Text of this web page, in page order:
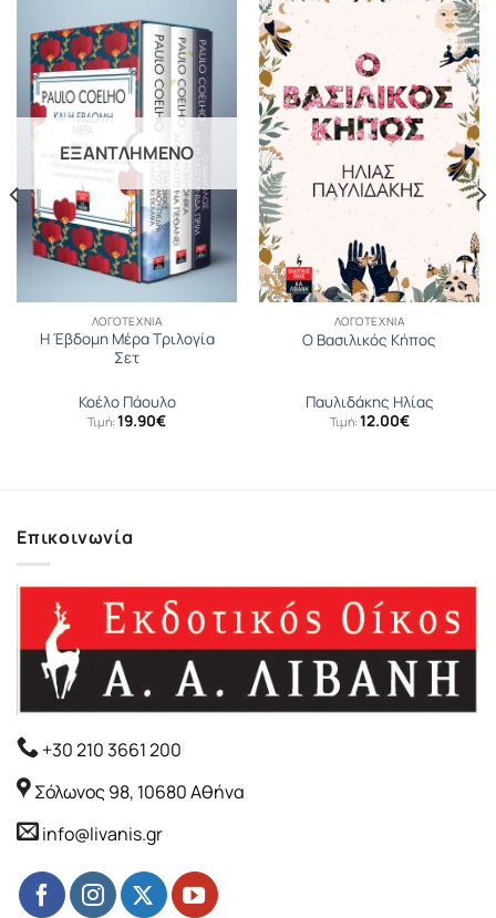
ΕΞΑΝΤΛΗΜΈΝΟ
ΛΟΓΟΤΕΧΝΊΑ
Η Έβδομη Μέρα Τριλογία
Σετ
Κοέλο Πάουλο
Τιμή: 19.90€
ΛΟΓΟΤΕΧΝΊΑ
Ο Βασιλικός Κήπος
Παυλιδάκης Ηλίας
Τιμή: 12.00€
Επικοινωνία
+30 210 3661 200
Σόλωνος 98, 10680 Αθήνα
info@livanis.gr